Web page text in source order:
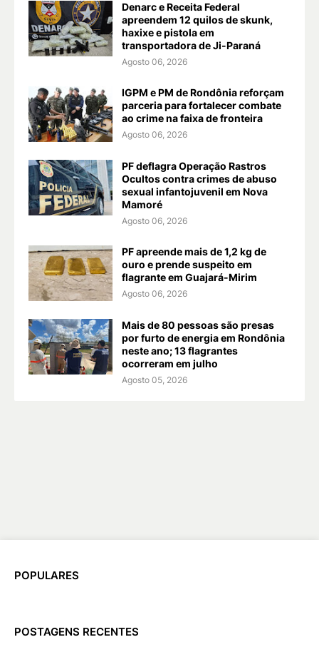
Denarc e Receita Federal
apreendem 12 quilos de skunk,
haxixe e pistola em
transportadora de Ji-Paraná
Agosto 06, 2026
IGPM e PM de Rondônia reforçam
parceria para fortalecer combate
ao crime na faixa de fronteira
Agosto 06, 2026
PF deflagra Operação Rastros
Ocultos contra crimes de abuso
sexual infantojuvenil em Nova
Mamoré
Agosto 06, 2026
PF apreende mais de 1,2 kg de
ouro e prende suspeito em
flagrante em Guajará-Mirim
Agosto 06, 2026
Mais de 80 pessoas são presas
por furto de energia em Rondônia
neste ano; 13 flagrantes
ocorreram em julho
Agosto 05, 2026
POPULARES
POSTAGENS RECENTES